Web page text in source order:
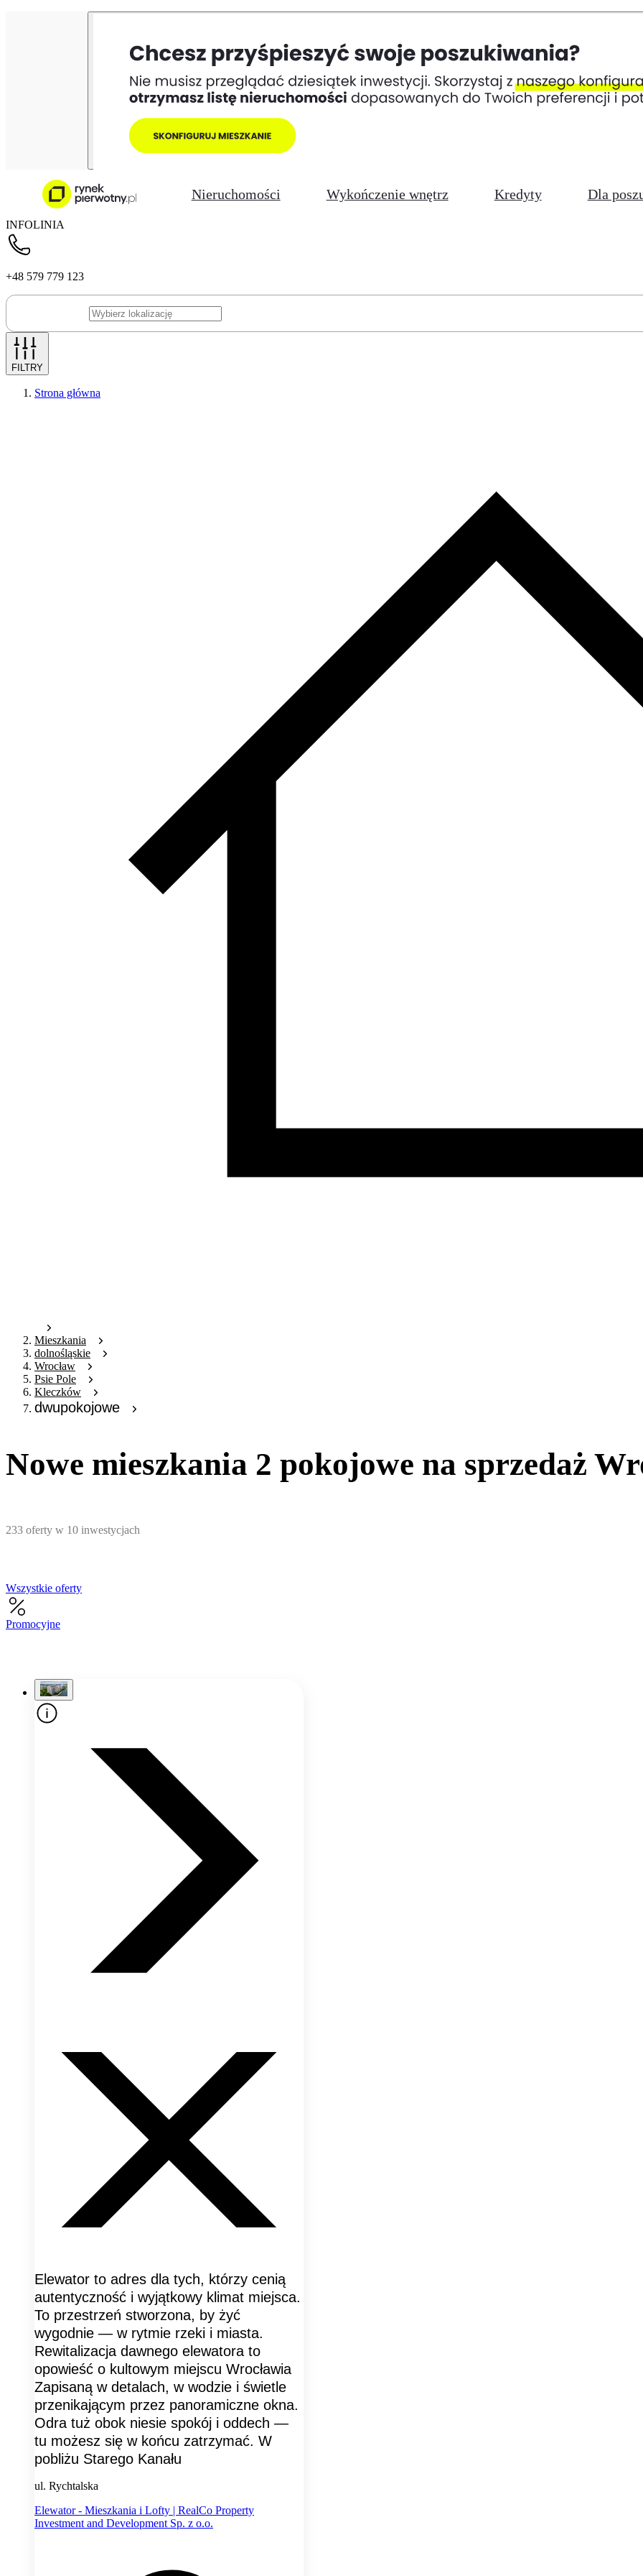
Nieruchomości Wykończenie wnętrz Kredyty Dla
INFOLINIA
+48 579 779 123
FILTRY
Strona główna
Mieszkania
dolnośląskie
Wrocław
Psie Pole
Kleczków
dwupokojowe
Nowe mieszkania 2 pokojowe na sprzedaż
233 oferty w 10 inwestycjach
Wszystkie oferty
Promocyjne
Elewator to adres dla tych, którzy cenią
autentyczność i wyjątkowy klimat miejsca.
To przestrzeń stworzona, by żyć
wygodnie — w rytmie rzeki i miasta.
Rewitalizacja dawnego elewatora to
opowieść o kultowym miejscu Wrocławia
Zapisaną w detalach, w wodzie i świetle
przenikającym przez panoramiczne okna.
Odra tuż obok niesie spokój i oddech —
tu możesz się w końcu zatrzymać. W
pobliżu Starego Kanału
ul. Rychtalska
Elewator - Mieszkania i Lofty | RealCo Property
Investment and Development Sp. z o.o.